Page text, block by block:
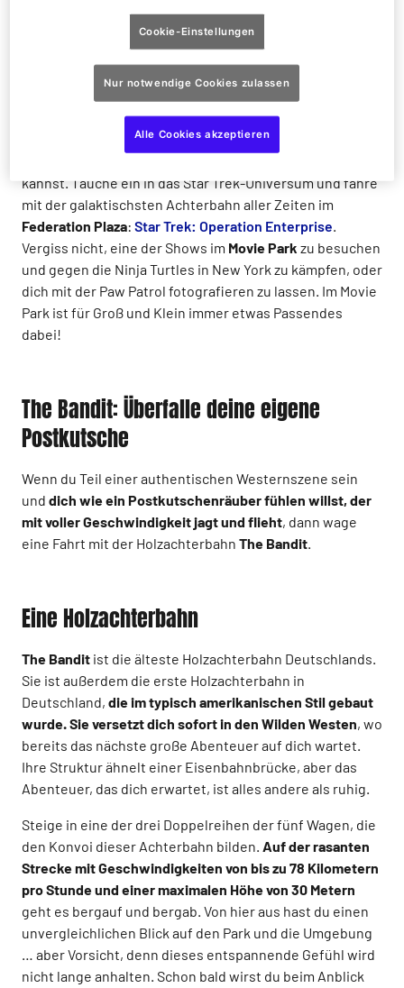
40 einzigartige Attraktionen in sieben
Themenbereichen, die dich an die Schauplätze deiner
Lieblingsfilme versetzen. Genieße amSanta Monica Pier
den kalifornischen Lebensstil und einen der
Hauptschauplätze vieler deiner Lieblingsfilme: einen
Vergnügungspark am Meer, wo du mit dem
fahren oder auf dem 20 Meter hohenSanta Monica Wheel
kannst. Tauche ein in das Star Trek-Universum und fahre
mit der galaktischsten Achterbahn aller Zeiten im
Federation Plaza: Star Trek: Operation Enterprise.
Vergiss nicht, eine der Shows im Movie Park zu besuchen
und gegen die Ninja Turtles in New York zu kämpfen, oder
dich mit der Paw Patrol fotografieren zu lassen. Im Movie
Park ist für Groß und Klein immer etwas Passendes
dabei!
The Bandit: Überfalle deine eigene
Postkutsche
Wenn du Teil einer authentischen Westernszene sein
und dich wie ein Postkutschenräuber fühlen willst, der
mit voller Geschwindigkeit jagt und flieht, dann wage
eine Fahrt mit der Holzachterbahn The Bandit.
Eine Holzachterbahn
The Bandit ist die älteste Holzachterbahn Deutschlands.
Sie ist außerdem die erste Holzachterbahn in
Deutschland, die im typisch amerikanischen Stil gebaut
wurde. Sie versetzt dich sofort in den Wilden Westen, wo
bereits das nächste große Abenteuer auf dich wartet.
Ihre Struktur ähnelt einer Eisenbahnbrücke, aber das
Abenteuer, das dich erwartet, ist alles andere als ruhig.
Steige in eine der drei Doppelreihen der fünf Wagen, die
den Konvoi dieser Achterbahn bilden. Auf der rasanten
Strecke mit Geschwindigkeiten von bis zu 78 Kilometern
pro Stunde und einer maximalen Höhevon 30 Metern
geht es bergauf und bergab. Von hier aus hast du einen
unvergleichlichen Blick auf den Park und die Umgebung
… aber Vorsicht, denn dieses entspannende Gefühl wird
nicht lange anhalten. Schon bald wirst du beim Anblick
Cookie-Einstellungen
Nur notwendige Cookies zulassen
Alle Cookies akzeptieren